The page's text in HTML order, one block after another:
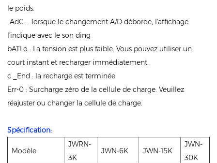
le poids.
-AdC- : lorsque le changement A/D déborde, l'affichage
l'indique avec le son ding
bATLo : La tension est plus faible. Vous pouvez utiliser un
court instant et recharger immédiatement.
c _End : la recharge est terminée.
Err-0 : Surcharge zéro de la cellule de charge. Veuillez
réajuster ou changer la cellule de charge.
Spécification:
Modèle
JWRN-
3K
JWN-6K JWN-15K
JWN-
30K